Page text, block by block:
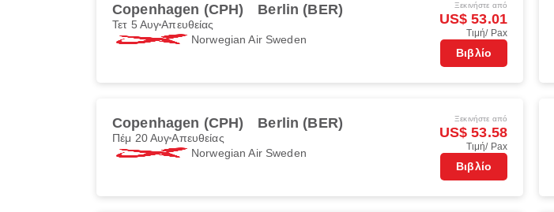
Copenhagen (CPH) Berlin (BER)
Τετ 5 ΑυγΑπευθείας
Norwegian Air Sweden
Ξεκινήστε από
US$ 53.01
Τιμή/ Pax
Βιβλίο
Copenhagen (CPH) Berlin (BER)
Πέμ 20 ΑυγΑπευθείας
Norwegian Air Sweden
Ξεκινήστε από
US$ 53.58
Τιμή/ Pax
Βιβλίο